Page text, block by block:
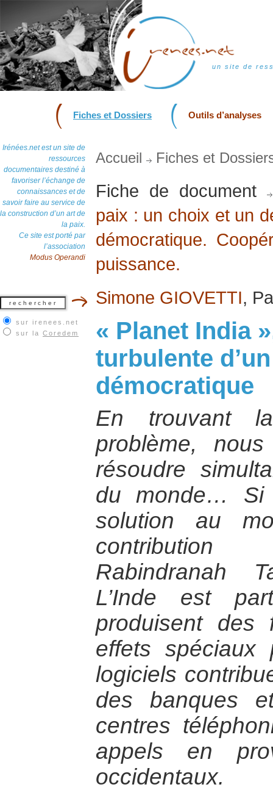
un site de
Fiches et Dossiers Outils d’analyses
Irénées.net est un site de
ressources
documentaires destiné à
favoriser l’échange de
connaissances et de
savoir faire au service de
la construction d’un art de
la paix.
Ce site est porté par
l’association
Modus Operandi
sur irenees.net
sur la Coredem
Accueil Fiches et
Fiche de document
paix : un choix et un
démocratique.
puissance.
Simone GIOVETTI,
« Planet India
turbulente
démocratique
En trouvant
problème,
résoudre
du monde… Si
solution au
contribution
Rabindranah
L’Inde est
produisent des
effets spéciaux
logiciels
des banques
centres
appels en
occidentaux.